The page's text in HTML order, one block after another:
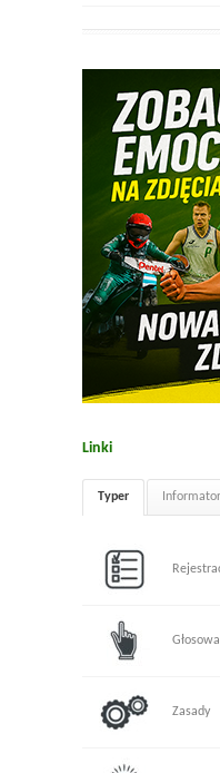
Linki
Typer Informator
Zasady